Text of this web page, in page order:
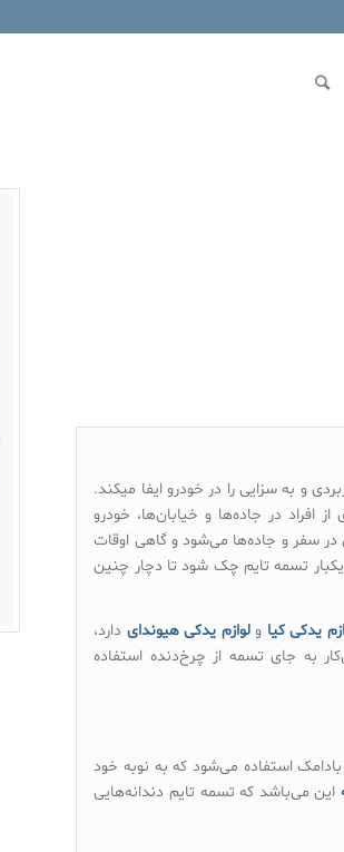
و به سزایی را در خودرو ایفا میکند.
در جاده‌ها و خیابان‌ها، خودرو
سفر و جاده‌ها می‌شود و گاهی اوقات
یکبار تسمه تایم چک شود تا دچار چنین
یدکی کیا ولوازم یدکی هیوندای دارد،
به جای تسمه از چرخ‌دنده استفاده
استفاده می‌شود که به نوبه خود
این می‌باشد که تسمه تایم دندانه‌هایی